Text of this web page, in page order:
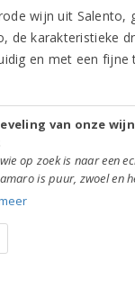
wijn uit Salento,
de karakteristieke
en met een fijne
van onze
op zoek is naar een
is puur, zwoel en